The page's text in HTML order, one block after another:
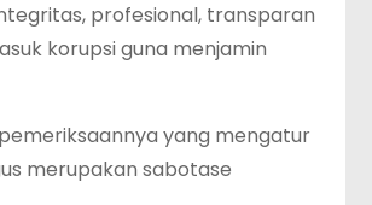
profesional, transparan
korupsi guna menjamin
yang mengatur
merupakan sabotase